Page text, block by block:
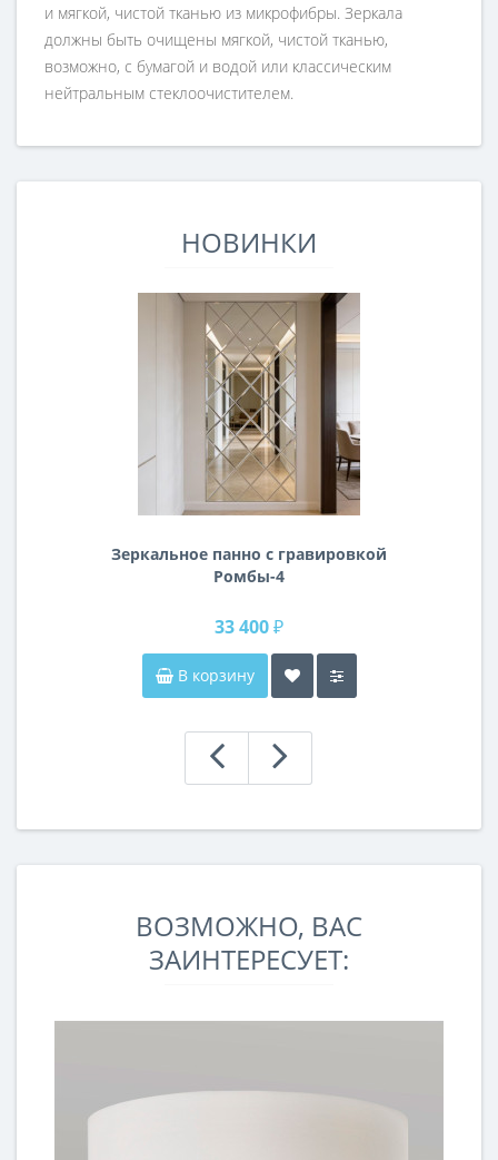
и мягкой, чистой тканью из микрофибры. Зеркала
должны быть очищены мягкой, чистой тканью,
возможно, с бумагой и водой или классическим
нейтральным стеклоочистителем.
НОВИНКИ
Зеркальное панно с гравировкой
Ромбы-4
33 400 ₽
В корзину
ВОЗМОЖНО, ВАС
ЗАИНТЕРЕСУЕТ: